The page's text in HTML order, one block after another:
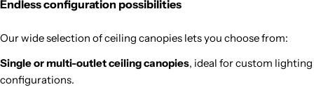
Endless configuration possibilities
Our wide selection of ceiling canopies lets you choose from:
Single or multi-outlet ceiling canopies, ideal for custom lighting
configurations.